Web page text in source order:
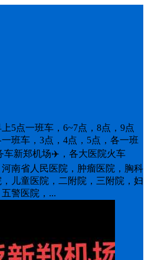
5点一班车，6~7点，8点，9点
班车，3点，4点，5点，各一班
车新郑机场✈️，各大医院火车
南省人民医院，肿瘤医院，胸科
儿童医院，二附院，三附院，妇
警医院，...